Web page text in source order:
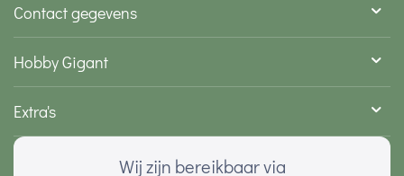
Contact gegevens
Hobby Gigant
Extra's
Wij zijn bereikbaar via